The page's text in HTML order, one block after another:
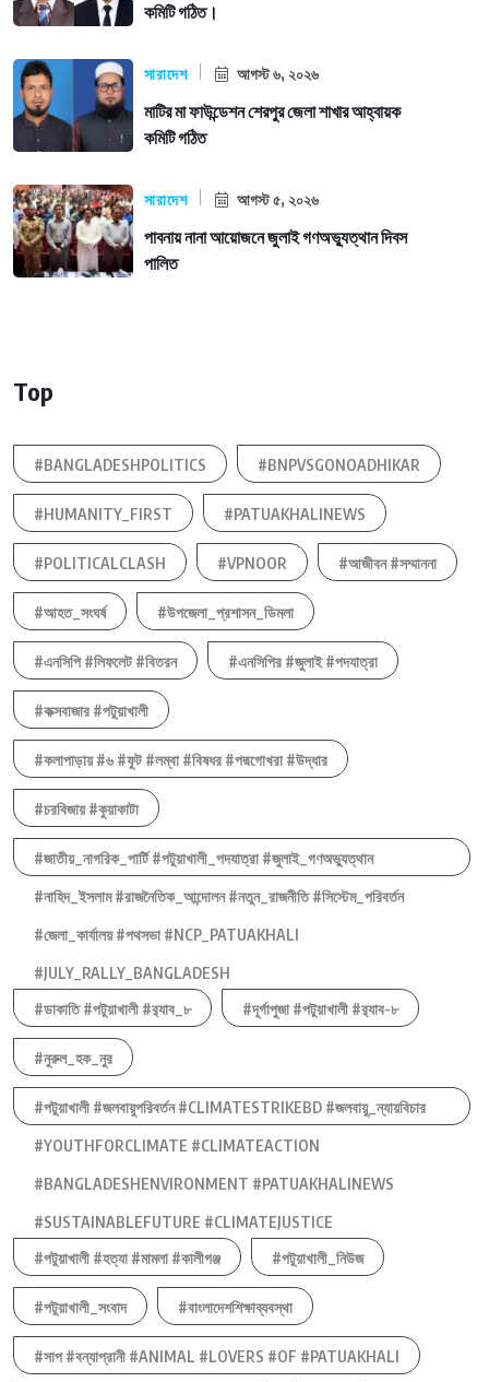
কমিটি গঠিত।
সারাদেশ আগস্ট ৬, ২০২৬
মাটির মা ফাউন্ডেশন শেরপুর জেলা শাখার আহ্বায়ক
কমিটি গঠিত
সারাদেশ আগস্ট ৫, ২০২৬
পাবনায় নানা আয়োজনে জুলাই গণঅভ্যুত্থান দিবস
পালিত
Top
#BANGLADESHPOLITICS #BNPVSGONOADHIKAR
#HUMANITY_FIRST #PATUAKHALINEWS
#POLITICALCLASH #VPNOOR #আজীবন #সম্মাননা
#আহত_সংঘর্ষ #উপজেলা_প্রশাসন_ডিমলা
#এনসিপি #লিফলেট #বিতরন #এনসিপির #জুলাই #পদযাত্রা
#কক্সবাজার #পটুয়াখালী
#কলাপাড়ায় #৬ #ফুট #লম্বা #বিষধর #পদ্মগোখরা #উদ্ধার
#চরবিজায় #কুয়াকাটা
#জাতীয়_নাগরিক_পার্টি #পটুয়াখালী_পদযাত্রা #জুলাই_গণঅভ্যুত্থান
#নাহিদ_ইসলাম #রাজনৈতিক_আন্দোলন #নতুন_রাজনীতি #সিস্টেম_পরিবর্তন
#জেলা_কার্যালয় #পথসভা #NCP_PATUAKHALI
#JULY_RALLY_BANGLADESH
#ডাকাতি #পটুয়াখালী #র‍্যাব_৮
#দূর্গাপুজা #পটুয়াখালী #র‍্যাব-৮
#নুরুল_হক_নুর
#পটুয়াখালী #জলবায়ুপরিবর্তন #CLIMATESTRIKEBD #জলবায়ু_ন্যায়বিচার
#YOUTHFORCLIMATE #CLIMATEACTION
#BANGLADESHENVIRONMENT #PATUAKHALINEWS
#SUSTAINABLEFUTURE #CLIMATEJUSTICE
#পটুয়াখালী #হত্যা #মামলা #কালীগঞ্জ
#পটুয়াখালী_নিউজ
#পটুয়াখালী_সংবাদ #বাংলাদেশশিক্ষাব্যবস্থা
#সাপ #বন্যাপ্রানী #ANIMAL #LOVERS #OF #PATUAKHALI